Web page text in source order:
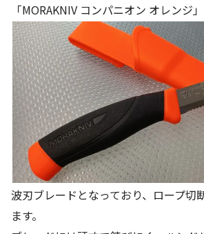
「MORAKNIV コンパニオン オレンジ」
波刃ブレードとなっており、ロープ切
ます。